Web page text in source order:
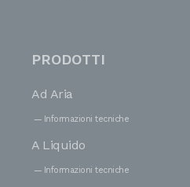
PRODOTTI
Ad Aria
Informazioni tecniche
A Liquido
Informazioni tecniche